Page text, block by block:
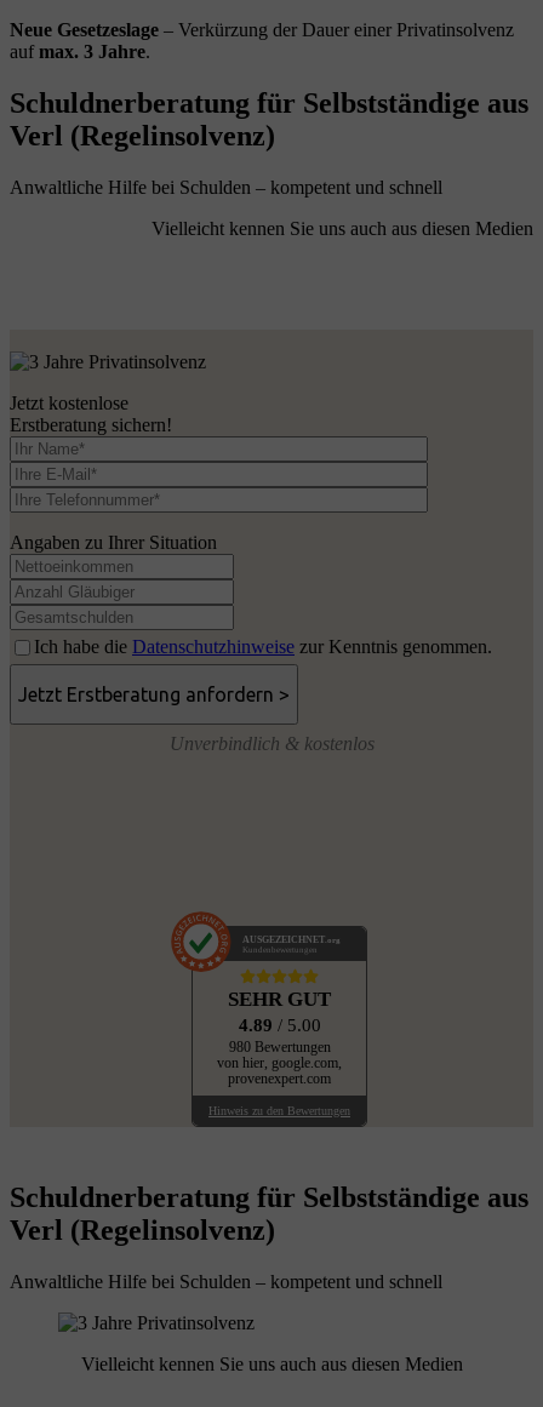
Neue Gesetzeslage – Verkürzung der Dauer einer Privatinsolvenz
aufmax. 3 Jahre.
Schuldnerberatung für Selbstständige aus
Verl (Regelinsolvenz)
Anwaltliche Hilfe bei Schulden – kompetent und schnell
Vielleicht kennen Sie uns auch aus diesen Medien
Jetzt kostenlose
Erstberatung sichern!
Angaben zu Ihrer Situation
Ich habe die Datenschutzhinweise zur Kenntnis genommen.
Unverbindlich & kostenlos
AUSGEZEICHNET .org
Kundenbewertungen
SEHR GUT
4.89 / 5.00
980 Bewertungen
von hier, google.com,
provenexpert.com
Hinweis zu den Bewertungen
Schuldnerberatung für Selbstständige aus
Verl (Regelinsolvenz)
Anwaltliche Hilfe bei Schulden – kompetent und schnell
Vielleicht kennen Sie uns auch aus diesen Medien